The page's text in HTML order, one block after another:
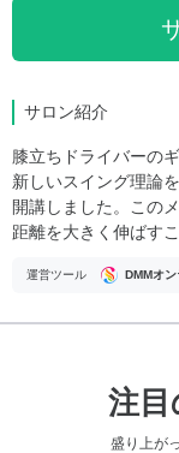
サロン紹介
膝立ちドライバーの
新しいスイング理論
開講しました。この
距離を大きく伸ばす
運営ツール DMMオ
注
盛り上が